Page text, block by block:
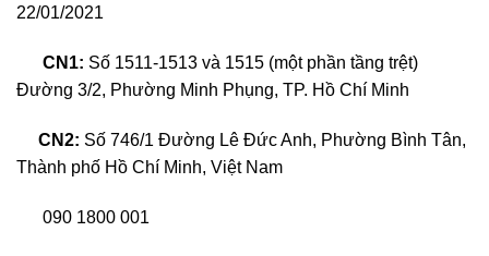
Có nên độ đèn xe Mitsubishi Xforce 2024 không?
Lợi ích khi độ đèn xe Mitsubishi Xforce
22/01/2021
CN1: Số 1511-1513 và 1515 (một phần tầng trệt)
Đường 3/2, Phường Minh Phụng, TP. Hồ Chí Minh
CN2: Số 746/1 Đường Lê Đức Anh, Phường Bình Tân,
Thành phố Hồ Chí Minh, Việt Nam
090 1800 001